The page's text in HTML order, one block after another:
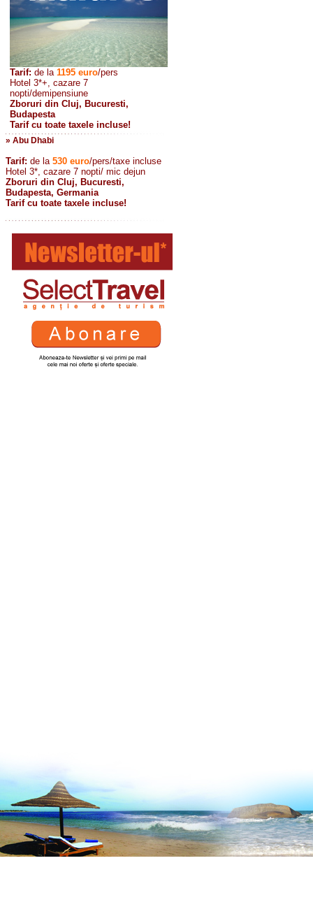
Tarif: de la 1195 euro/pers
Hotel 3*+, cazare 7
nopti/demipensiune
Zboruri din Cluj, Bucuresti,
Budapesta
Tarif cu toate taxele incluse!
» Abu Dhabi
Tarif: de la 530 euro/pers/taxe incluse
Hotel 3*, cazare 7 nopti/ mic dejun
Zboruri din Cluj, Bucuresti,
Budapesta, Germania
Tarif cu toate taxele incluse!